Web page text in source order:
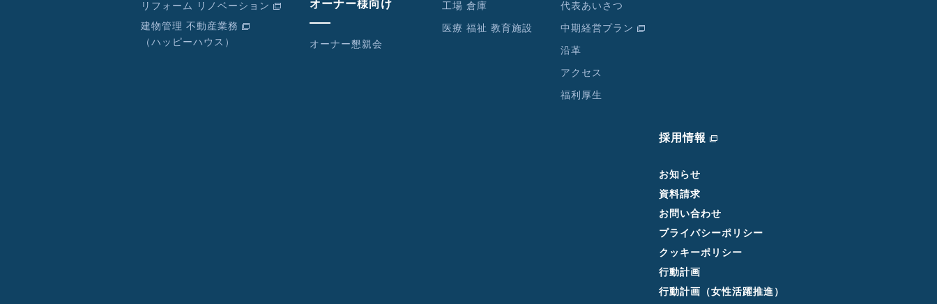
リフォーム リノベーション
建物管理 不動産業務
（ハッピーハウス）
オーナー様向け
オーナー懇親会
工場 倉庫
医療 福祉 教育施設
代表あいさつ
中期経営プラン
沿革
アクセス
福利厚生
採用情報
お知らせ
資料請求
お問い合わせ
プライバシーポリシー
クッキーポリシー
行動計画
行動計画（女性活躍推進）